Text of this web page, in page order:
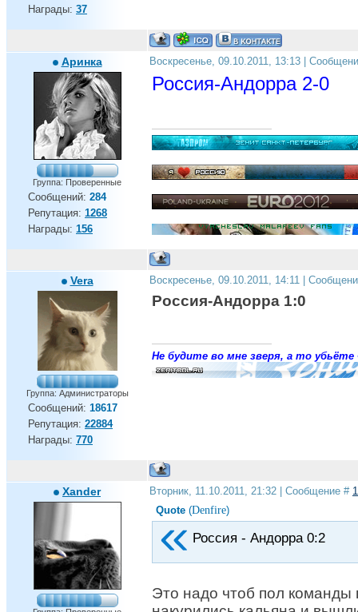
Награды: 37
Аринка
Группа: Проверенные
Сообщений: 284
Репутация: 1268
Награды: 156
Воскресенье, 09.10.2011, 13:13 |
Россия-Андорра 2-0
Самая крутая для соперников подстава,
В воротах вместо Юры - Малафеев Слава
Супостат, чтобы не маялся!
Vera
Группа: Администраторы
Сообщений: 18617
Репутация: 22884
Награды: 770
Воскресенье, 09.10.2011, 14:11 |
Россия-Андорра 1:0
Не будите во мне зверя, а то убьёте
Xander Вторник, 11.10.2011, 21:32 | Сообщение #
Quote (Denfire)
Россия - Андорра 0:2
Это надо чтоб пол команды